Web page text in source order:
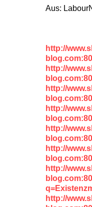
Aus:
http://
http://
http://
http://
http://
http://
http://
http://